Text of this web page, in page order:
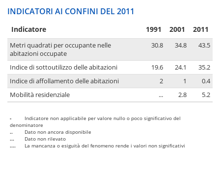
INDICATORI AI CONFINI DEL 2011
Indicatore 1991 2001 2011
Metri quadrati per occupante nelle
abitazioni occupate
30.8 34.8 43.5
Indice di sottoutilizzo delle abitazioni 19.6 24.1
35.2
Indice di affollamento delle abitazioni
2 1
0.4
Mobilità residenziale
... 2.8 5.2
-
Indicatore non applicabile per valore nullo o poco significativo del
denominatore
..
Dato non ancora disponibile
...
Dato non rilevato
....
La mancanza o esiguità del fenomeno rende i valori non significativi